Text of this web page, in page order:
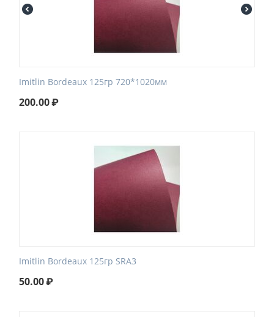
Imitlin Bordeaux 125гр 720*1020мм
200.00₽
Imitlin Bordeaux 125гр SRA3
50.00₽